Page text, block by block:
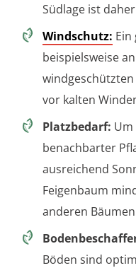
Südlage ist
Windschutz:
beispielsweise
vor kalten
Platzbedarf:
benachbarter
ausreichend
Feigenbaum
anderen
Böden sind